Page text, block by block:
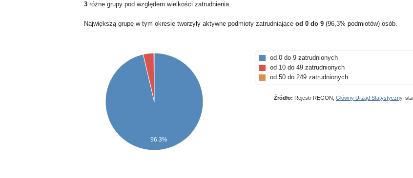
3 różne grupy pod względem wielkości zatrudnienia.
Największą grupę w tym okresie tworzyły aktywne podmioty zatrudniające od 0 do 9 (96,3% podmiotów) osób.
96.3%
od 0 do 9 zatrudnionych
od 10 do 49 zatrudnionych
od 50 do 249 zatrudnionych
Źródło: Rejestr REGON, Główny Urząd Statystyczny,